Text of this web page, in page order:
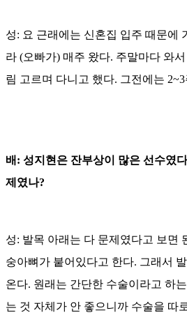
성: 요 근래에는 신혼집 입주 때문에
라 (오빠가) 매주 왔다. 주말마다 와
림 고르며 다니고 했다. 그전에는
배: 성지현은 잔부상이 많은 선수였
제였나?
성: 발목 아래는 다 문제였다고 보면
숭아뼈가 붙어있다고 한다. 그래서
온다. 원래는 간단한 수술이라고 하
는 것 자체가 안 좋으니까 수술을 따